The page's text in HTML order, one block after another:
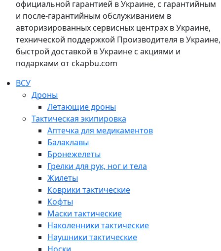
официальной гарантией в Украине, с гарантийным
и после-гарантийным обслуживанием в
авторизированных сервисных центрах в Украине,
технической поддержкой Производителя в Украине,
быстрой доставкой в Украине с акциями и
подарками от ckapbu.com
ВСУ
Дроны
Летающие дроны
Тактическая экипировка
Аптечка для медикаментов
Балаклавы
Бронежелеты
Грелки для рук, ног и тела
Жилеты
Коврики тактические
Кофты
Маски тактические
Наколенники тактические
Наушники тактические